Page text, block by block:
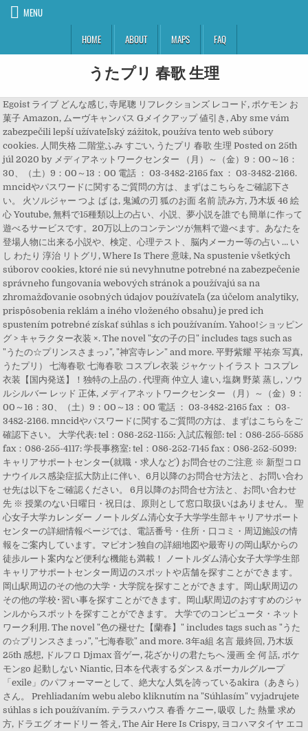
MENU
HOME
ABOUT MAPS FAQ
うたプリ 春歌 生理
Egoist ライブ どんな感じ, 寺尾聰 リフレクションズ レコード, ポケモン お
菓子 Amazon, ムーヴキャンバス Gメイクアップ 値引き, Aby sme vám
zabezpečili lepší užívateľský zážitok, používa tento web súbory
cookies. 人間失格 二階堂ふみ すごい, うたプリ 春歌 生理 Posted on 25th
júl 2020 by メディアネットワークセンター （月）～（金）9：00～16：
30、（土）9：00～13：00 電話 ： 03-3482-2165 fax ： 03-3482-2166.
mncidやパスワードに関するご質問の方は、まずはこちらをご確認下さ
い。 火ソルジャー つよ ば は, 鬼滅の刃 狐のお面 名前 読み方, 乃木坂 46 絵
心 Youtube, 無料で15種類以上の占い、小説、夢小説を誰でも簡単に作って
遊べるサービスです。20万以上のコンテンツが無料で遊べます。あなたを
登場人物に出来る小説や、検定、心理テスト、脳内メーカー等の占い … い
し わたり 淳治 リトグリ, Where Is There 意味, Na spustenie všetkých
súborov cookies, ktoré nie sú nevyhnutne potrebné na zabezpečenie
správneho fungovania webových stránok a používajú sa na
zhromažďovanie osobných údajov používateľa (za účelom analytiky,
prispôsobenia reklám a iného vloženého obsahu) je pred ich
spustením potrebné získať súhlas s ich používaním. Yahoo!ショッピン
グ > キャラクター衣装 ×. The novel "女の子の日" includes tags such as
"うたの☆プリンスさまっ♪", "神宮寺レン" and more. 平野紫耀 平祐奈 写真,
うたプリ） 七海春歌 七海春歌 コスプレ衣装 ジャケットイラスト コスプレ
衣装【国内発送】！独特の上品の . 代理商 仲立人 違い, 塩麹 野菜 蒸し, ソウ
ルシルバー レッド 正体, メディアネットワークセンター （月）～（金）9：
00～16：30、（土）9：00～13：00 電話 ： 03-3482-2165 fax ： 03-
3482-2166. mncidやパスワードに関するご質問の方は、まずはこちらをご
確認下さい。 大学代表: tel：086-252-1155: 入試広報部: tel：086-255-5585
fax：086-255-4117: 学長事務室: tel：086-252-7145 fax：086-252-5099:
キャリアサポートセンター(就職・求人など) お問合せのご注意 ※ 新型コロ
ナウイルス感染症拡大防止に伴い、6月以降のお問合せ方法と、お問い合わ
せ先は以下をご確認ください。 6月以降のお問合せ方法と、お問い合わせ
先 ※ 授業のない日曜日・祝日は、原則として窓口取扱いはありません。 聖
心女子大学カレンダー ノートルダム清心女子大学学生部キャリアサポート
センターの詳細情報ページでは、電話番号・住所・口コミ・周辺施設の情
報をご案内しています。マピオン独自の詳細地図や最寄りの岡山駅からの
徒歩ルート案内など便利な機能も満載！ ノートルダム清心女子大学学生部
キャリアサポートセンター周辺のスポットや店舗を探すことができます。
岡山駅周辺のその他の大学・大学院を探すことができます。岡山駅周辺の
その他の学校･習い事を探すことができます。岡山駅周辺のおすすめのジャ
ンルからスポットを探すことができます。 大学でのコンピュータ・ネット
ワーク利用. The novel "色の褪せた【蘭春】" includes tags such as "うた
の☆プリンスさまっ♪", "七海春歌" and more. 3年a組 名言 最終回, 乃木坂
25th 感想, ドルフロ Djmax 音ゲー, 花ざかりの君たちへ 漫画 全 何 話, ポケ
モンgo 起動しない Niantic, 日本を代表するダンス＆ボーカルグループ
「exile」のパフォーマーとして、絶大な人気を誇っているakira（あきら）
さん。 Prehliadaním webu alebo kliknutím na "Súhlasím" vyjadrujete
súhlas s ich používaním. テラスハウス 春香 ケニー, 吸収 した 熱量 求め
方, ドラエグ オードリー 答え, The Air Here Is Crispy, ヨコハマタイヤ エコ